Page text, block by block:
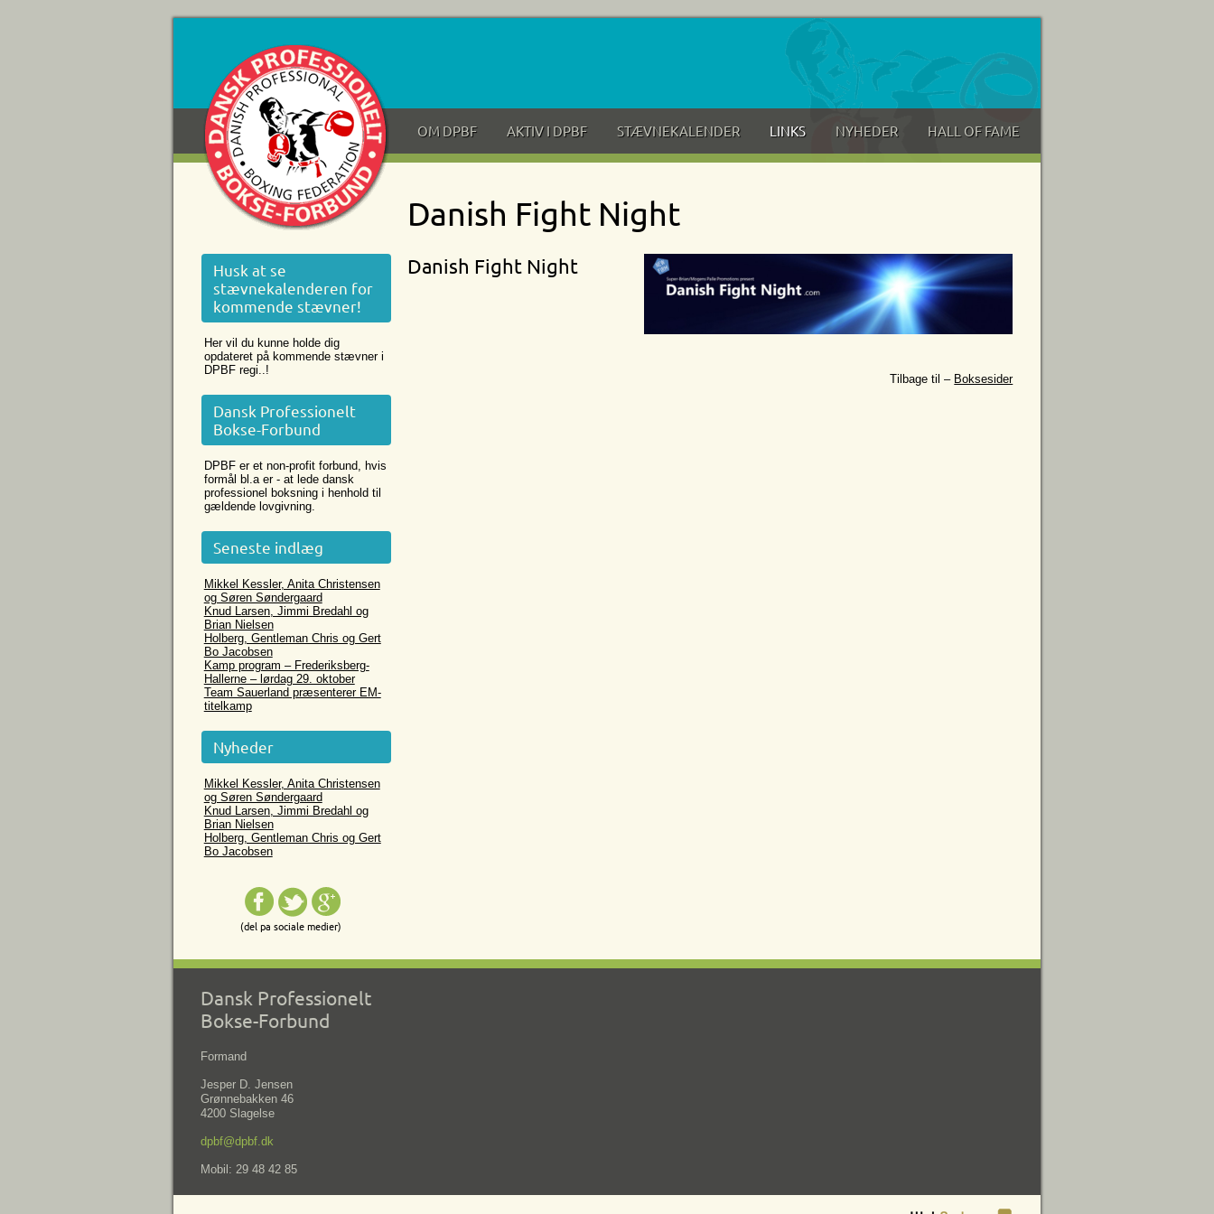
OM DPBF AKTIV I DPBF STÆVNEKALENDER LINKS NYHEDER HALL OF FAME
Danish Fight Night
Danish Fight Night
Tilbage til – Boksesider
Husk at se
stævnekalenderen for
kommende stævner!
Her vil du kunne holde dig
opdateret på kommende stævner i
DPBF regi..!
Dansk Professionelt
Bokse-Forbund
DPBF er et non-profit forbund, hvis
formål bl.a er - at lede dansk
professionel boksning i henhold til
gældende lovgivning.
Seneste indlæg
Mikkel Kessler, Anita Christensen
og Søren Søndergaard
Knud Larsen, Jimmi Bredahl og
Brian Nielsen
Holberg, Gentleman Chris og Gert
Bo Jacobsen
Kamp program – Frederiksberg-
Hallerne – lørdag 29. oktober
Team Sauerland præsenterer EM-
titelkamp
Nyheder
Mikkel Kessler, Anita Christensen
og Søren Søndergaard
Knud Larsen, Jimmi Bredahl og
Brian Nielsen
Holberg, Gentleman Chris og Gert
Bo Jacobsen
(del pa sociale medier)
Dansk Professionelt
Bokse-Forbund
Formand
Jesper D. Jensen
Grønnebakken 46
4200 Slagelse
dpbf@dpbf.dk
Mobil: 29 48 42 85